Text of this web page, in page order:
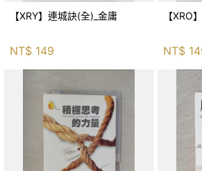
【XRY】連城訣(全)_金庸
NT$ 149
【XRO
NT$